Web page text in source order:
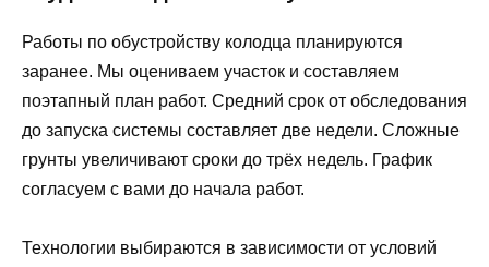
Работы по обустройству колодца планируются
заранее. Мы оцениваем участок и составляем
поэтапный план работ. Средний срок от обследования
до запуска системы составляет две недели. Сложные
грунты увеличивают сроки до трёх недель. График
согласуем с вами до начала работ.
Технологии выбираются в зависимости от условий